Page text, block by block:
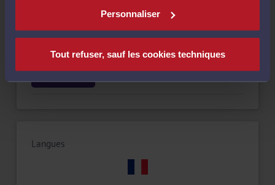
Personnaliser
Tout refuser, sauf les cookies techniques
Droit du travail
Langues